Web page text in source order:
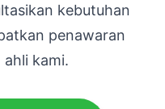
kebutuhan
penawaran
ahli kami.